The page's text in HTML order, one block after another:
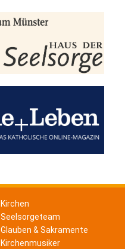
Kirchen
Seelsorgeteam
Glauben & Sakramente
Kirchenmusiker